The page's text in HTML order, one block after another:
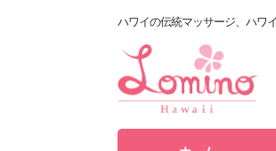
ハワイの伝統マッサージ、ハワ